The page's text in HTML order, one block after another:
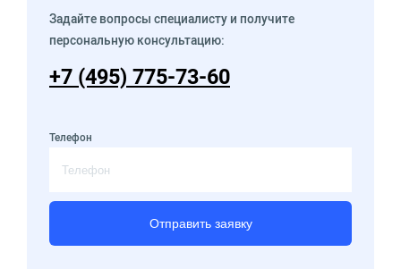
Задайте вопросы специалисту и получите
персональную консультацию:
+7 (495) 775-73-60
Телефон
Отправить заявку